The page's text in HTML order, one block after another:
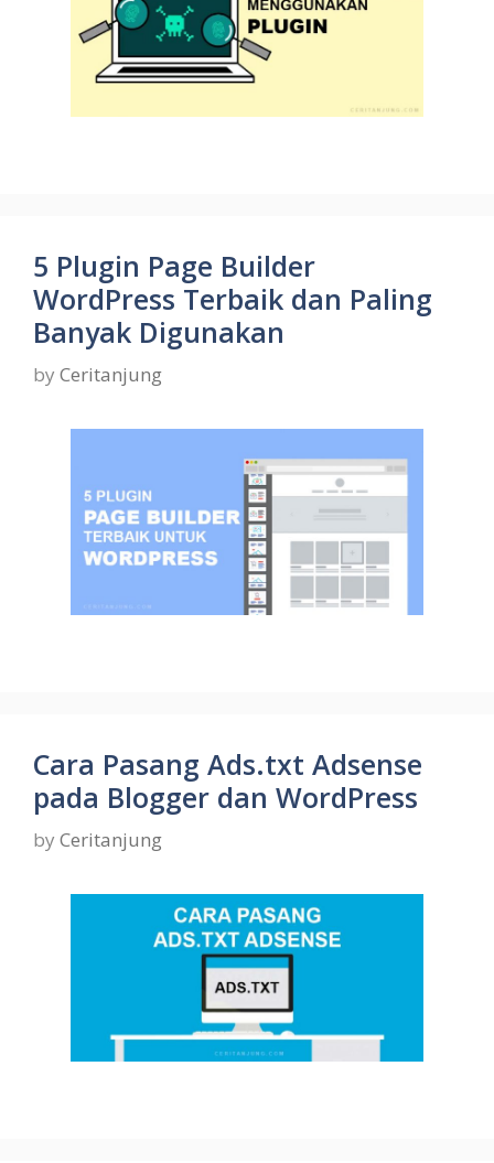
5 Plugin Page Builder
WordPress Terbaik dan Paling
Banyak Digunakan
by Ceritanjung
Cara Pasang Ads.txt Adsense
pada Blogger dan WordPress
by Ceritanjung